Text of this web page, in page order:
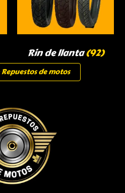
Rin de llanta(92)
de motos